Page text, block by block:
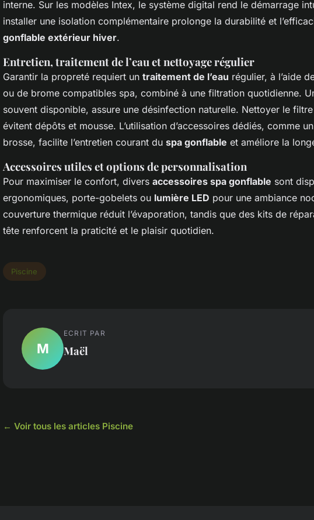
interne. Sur les modèles Intex, le système digital rend le démarrage
installer une isolation complémentaire prolonge la durabilité et
gonflable extérieur hiver.
Entretien, traitement de l’eau et nettoyage régulier
Garantir la propreté requiert un traitement de l’eau régulier, à l’aide
ou de brome compatibles spa, combiné à une filtration quotidienne.
souvent disponible, assure une désinfection naturelle. Nettoyer le
évitent dépôts et mousse. L’utilisation d’accessoires dédiés, comme
brosse, facilite l’entretien courant du spa gonflable et améliore la
Accessoires utiles et options de personnalisation
Pour maximiser le confort, divers accessoires spa gonflable sont
ergonomiques, porte-gobelets ou lumière LED pour une ambiance
couverture thermique réduit l’évaporation, tandis que des kits de
tête renforcent la praticité et le plaisir quotidien.
Piscine
M
ECRIT PAR
Maël
← Voir tous les articles Piscine